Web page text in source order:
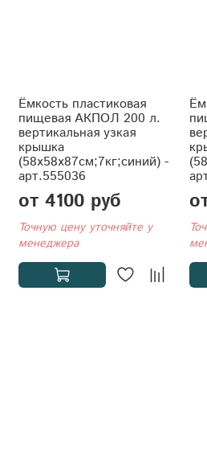
Ёмкость пластиковая
пищевая АКПОЛ 200 л.
вертикальная узкая
крышка
(58x58x87см;7кг;синий) -
арт.555036
от 4100 руб
Точную цену уточняйте у
менеджера